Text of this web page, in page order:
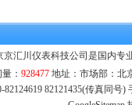
京汇川仪表科技公司是国内专
： 928477地址：市场部：北
82124619 82121435(传真同号